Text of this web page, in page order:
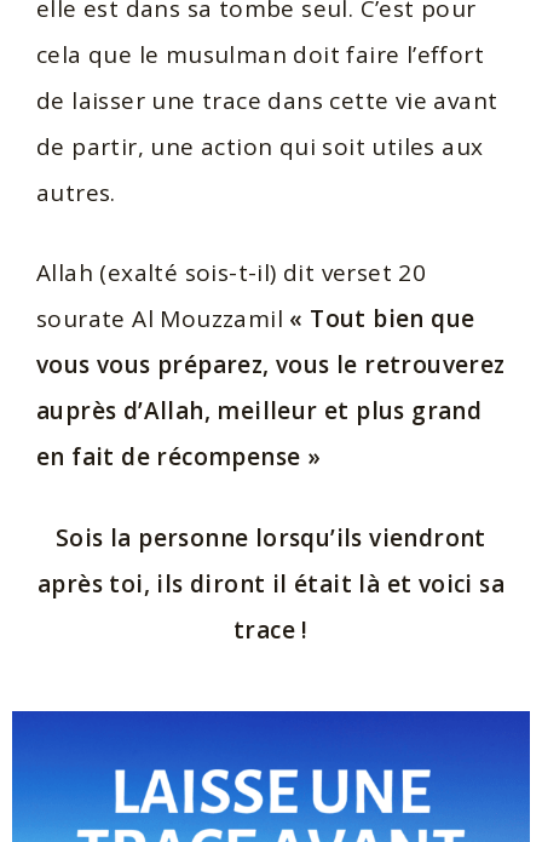
elle est dans sa tombe seul. C’est pour
cela que le musulman doit faire l’effort
de laisser une trace dans cette vie avant
de partir, une action qui soit utiles aux
autres.
Allah (exalté sois-t-il) dit verset 20
sourate Al Mouzzamil « Tout bien que
vous vous préparez, vous le retrouverez
auprès d’Allah, meilleur et plus grand
en fait de récompense »
Sois la personne lorsqu’ils viendront
après toi, ils diront il était là et voici sa
trace !